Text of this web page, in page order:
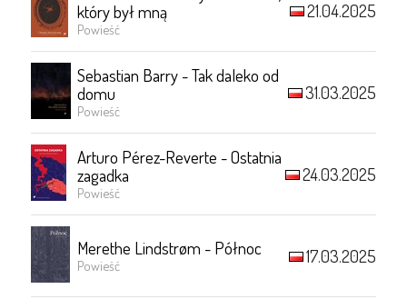
który był mną
Powieść
21.04.2025
Sebastian Barry - Tak daleko od
domu
Powieść
31.03.2025
Arturo Pérez-Reverte - Ostatnia
zagadka
Powieść
24.03.2025
Merethe Lindstrøm - Północ
Powieść 17.03.2025